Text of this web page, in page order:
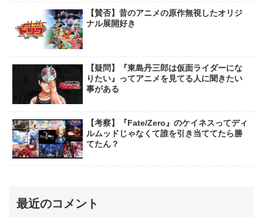
【賛否】昔のアニメの原作無視したオリジ
ナル展開好き
【疑問】『東島丹三郎は仮面ライダーにな
りたい』ってアニメを見てる人に聞きたい
事がある
【考察】『Fate/Zero』のケイネスってディ
ルムッドじゃなくて誰を引き当ててたら勝
てたん？
最近のコメント